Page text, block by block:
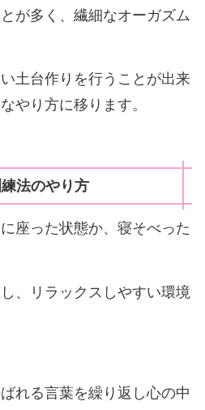
が多く、繊細なオーガズム
土台作りを行うことが出来
やり方に移ります。
法のやり方
座った状態か、寝そべった
、リラックスしやすい環境
れる言葉を繰り返し心の中